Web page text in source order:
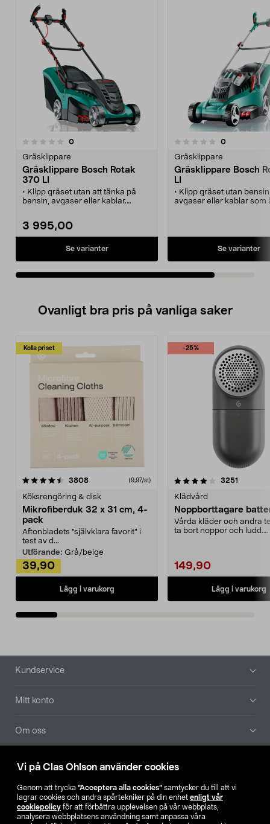
Vi på Clas Ohlson använder cookies
Genom att trycka ”Acceptera alla cookies” samtycker du till att vi
lagrar cookies och andra spårtekniker på din enhet enligt vår
cookiepolicy för att förbättra upplevelsen på vår webbplats,
analysera webbplatsens användning samt anpassa våra
0recensioner
Gräsklippare
Gräsklippare Bosch Rotak
370 LI
• Klipp gräset utan att tänka på
bensin, avgaser eller kablar.
omständigheter.
• Ergoflex-handtag för ergonomisk
och bekväm arbetsställning.
3 995,00
Se varianter
0.0 av 5 stjärnor 0recensioner
Gräsklippare
Gräsklippare Bosch
LI
• Klipp gräset utan
avgaser eller kablar som
• Bra grepp och bekväm
arbetsställning.
• Unik gräskam för exakt
Se varianter
Ovanligt bra pris på vanliga saker
Kolla priset
3808recensioner (9,97/st)
Köksrengöring & disk
Mikrofiberduk 32 x 31 cm, 4-
pack
Aftonbladets "självklara favorit” i
test av d...
Utförande: Grå/beige
39,90
Lägg i varukorg
-25%
4.0av 5 stjärnor 3251
Klädvård
Noppborttagare
Vårda kläder och andra
ta bort noppor och ludd.
149,90
Lägg i varukorg
4.5av 5 stjärnor
Sidfot
Kundservice
Mitt konto
Om oss
Aktuellt
Våra bolag
Hitta butik